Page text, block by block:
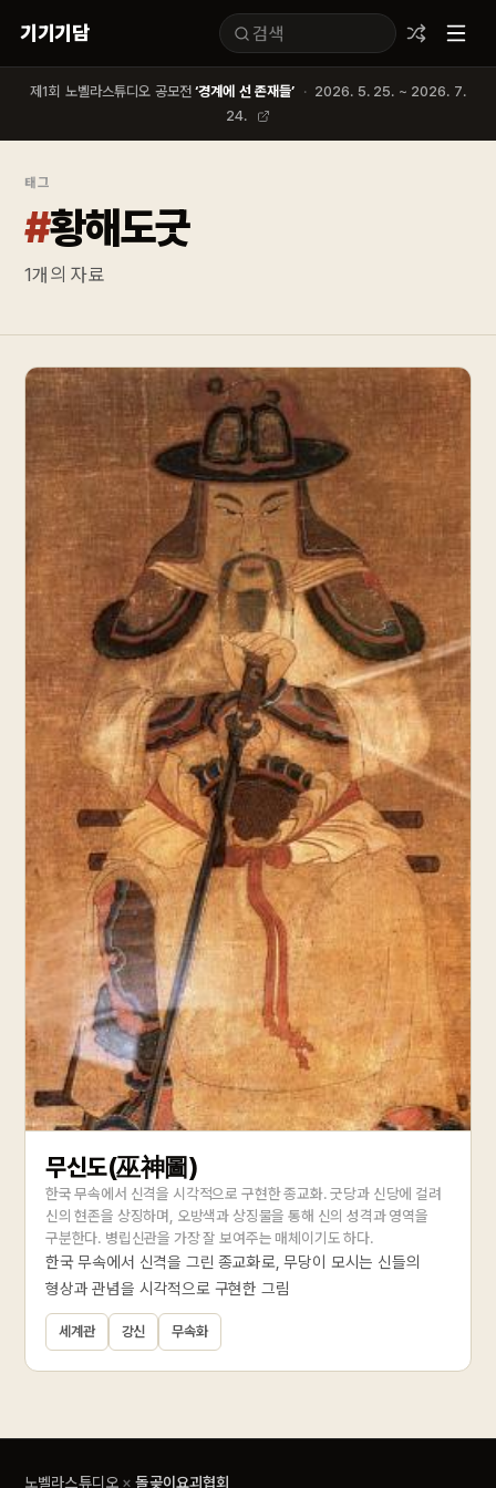
기기기담
제1회 노벨라스튜디오 공모전 ‘경계에 선 존재들’ · 2026. 5. 25. ~ 2026. 7.
24.
태그
#황해도굿
1개의 자료
무신도(巫神圖)
한국 무속에서 신격을 시각적으로 구현한 종교화. 굿당과 신당에 걸려
신의 현존을 상징하며, 오방색과 상징물을 통해 신의 성격과 영역을
구분한다. 병립신관을 가장 잘 보여주는 매체이기도 하다.
한국 무속에서 신격을 그린 종교화로, 무당이 모시는 신들의
형상과 관념을 시각적으로 구현한 그림
세계관 강신 무속화
노벨라스튜디오 × 돌곶이요괴협회